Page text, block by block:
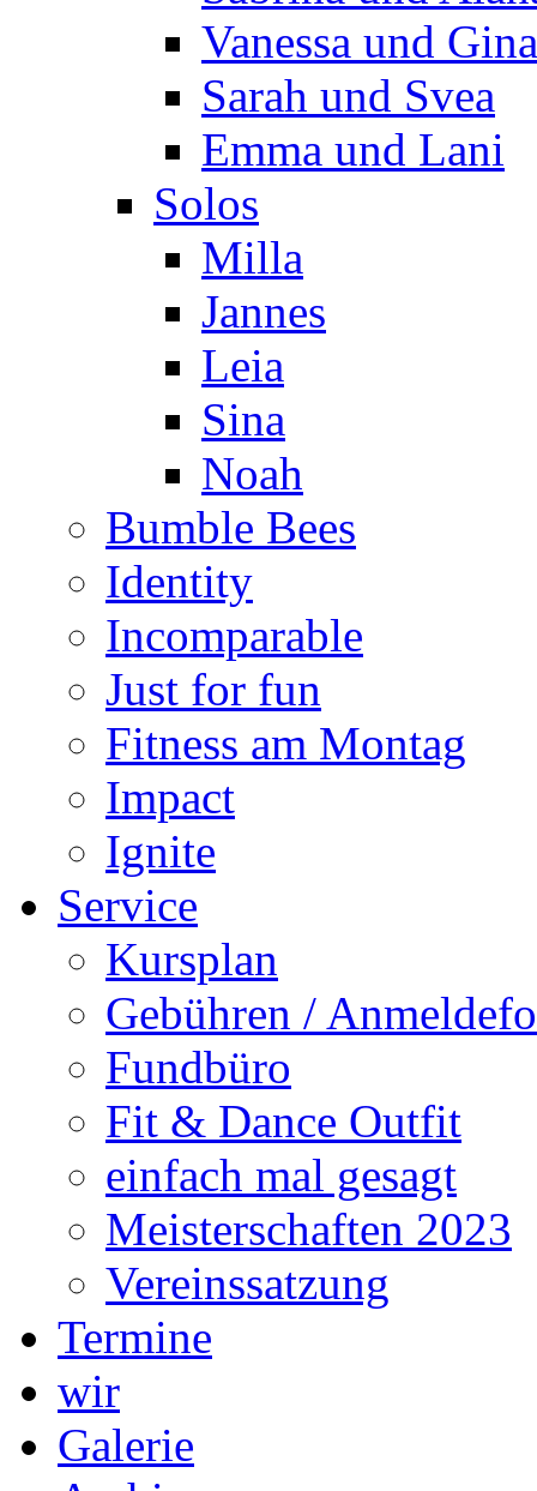
Vanessa und Gina
Sarah und Svea
Emma und Lani
Solos
Milla
Jannes
Leia
Sina
Noah
Bumble Bees
Identity
Incomparable
Just for fun
Fitness am Montag
Impact
Ignite
Service
Kursplan
Gebühren /
Fundbüro
Fit & Dance Outfit
einfach mal gesagt
Meisterschaften 2023
Vereinssatzung
Termine
wir
Galerie